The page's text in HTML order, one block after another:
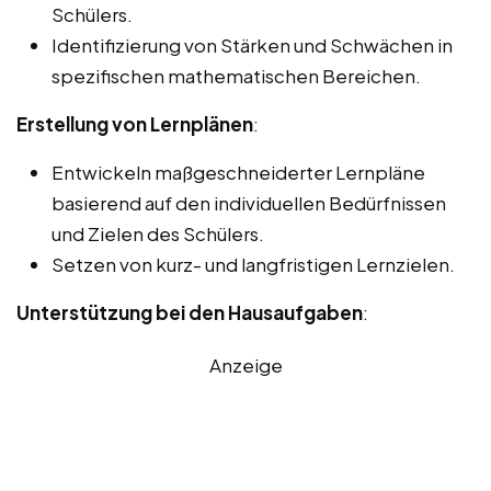
Schülers.
Identifizierung von Stärken und Schwächen in
spezifischen mathematischen Bereichen.
Erstellung von Lernplänen:
Entwickeln maßgeschneiderter Lernpläne
basierend auf den individuellen Bedürfnissen
und Zielen des Schülers.
Setzen von kurz- und langfristigen Lernzielen.
Unterstützung bei den Hausaufgaben:
Anzeige